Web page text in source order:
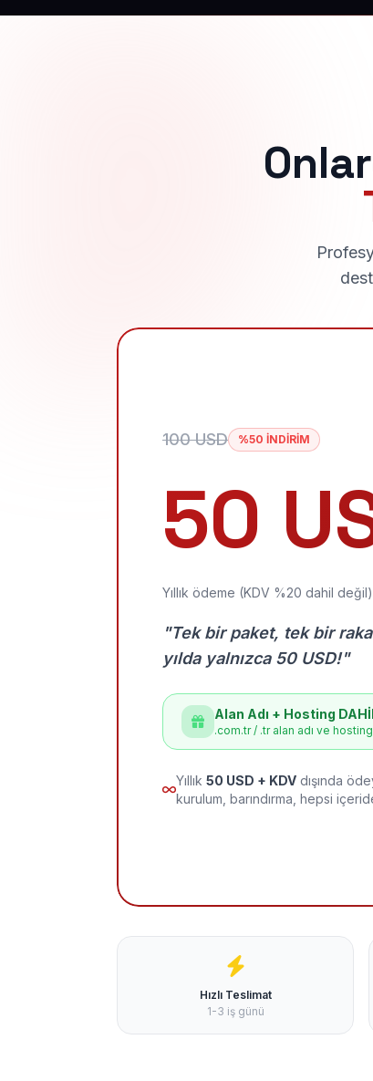
100 USD %50 İNDİRİM
50
Yıllık ödeme (KDV %20 dahil değil)
"Tek bir paket, tek bir
yılda yalnızca 50 USD!"
Alan Adı + Hosting
.com.tr / .tr alan adı ve
Yıllık 50 USD + KDV dışında
kurulum, barındırma, hepsi
Hızlı Teslimat
1-3 iş günü